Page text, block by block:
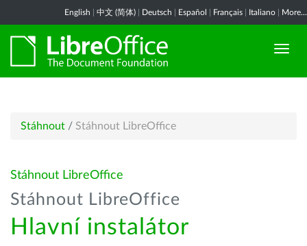
English 中文 (简体) Deutsch Español Français Italiano More...
Stáhnout / Stáhnout LibreOffice
Stáhnout LibreOffice
Stáhnout LibreOffice
Hlavní instalátor